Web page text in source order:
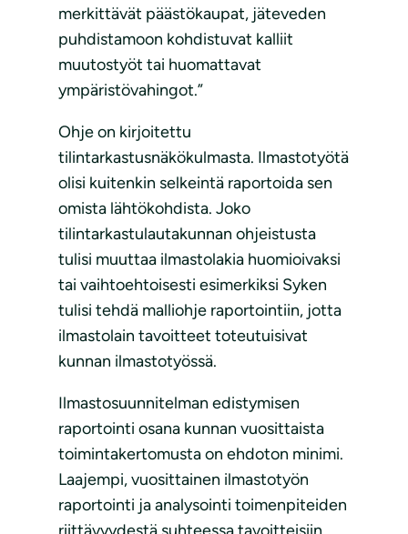
merkittävät päästökaupat, jäteveden
puhdistamoon kohdistuvat kalliit
muutostyöt tai huomattavat
ympäristövahingot.”
Ohje on kirjoitettu
tilintarkastusnäkökulmasta. Ilmastotyötä
olisi kuitenkin selkeintä raportoida sen
omista lähtökohdista. Joko
tilintarkastulautakunnan ohjeistusta
tulisi muuttaa ilmastolakia huomioivaksi
tai vaihtoehtoisesti esimerkiksi Syken
tulisi tehdä malliohje raportointiin, jotta
ilmastolain tavoitteet toteutuisivat
kunnan ilmastotyössä.
Ilmastosuunnitelman edistymisen
raportointi osana kunnan vuosittaista
toimintakertomusta on ehdoton minimi.
Laajempi, vuosittainen ilmastotyön
raportointi ja analysointi toimenpiteiden